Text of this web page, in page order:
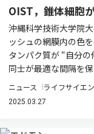
OIST，錐体細胞
沖縄科学技術大学院
ッシュの網膜内の色
タンパク質が “自分
同士が最適な間隔を
ニュース ライフサイエ
2025.03.27